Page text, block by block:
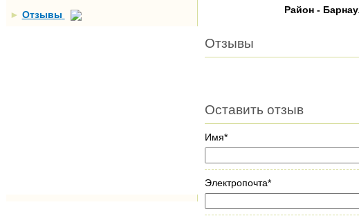
► Отзывы
Район -
Отзывы
Оставить отзыв
Имя*
Электропочта*